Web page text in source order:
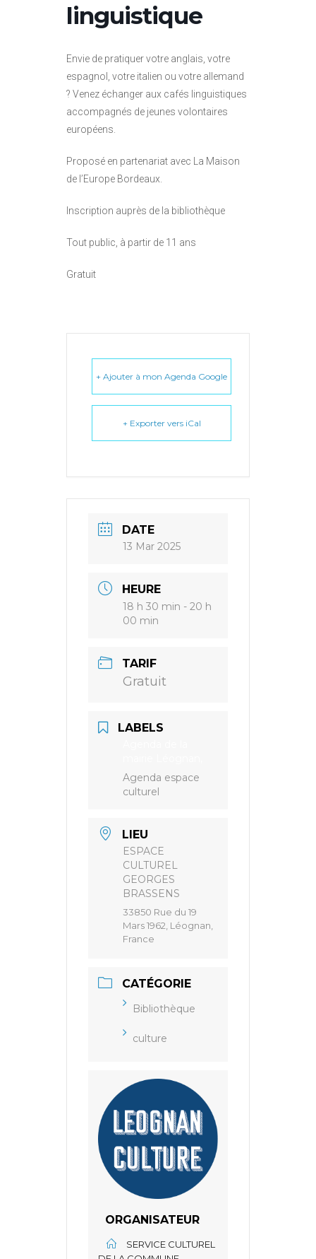
linguistique
Envie de pratiquer votre anglais, votre
espagnol, votre italien ou votre allemand
? Venez échanger aux cafés linguistiques
accompagnés de jeunes volontaires
européens.
Proposé en partenariat avec La Maison
de l’Europe Bordeaux.
Inscription auprès de la bibliothèque
Tout public, à partir de 11 ans
Gratuit
+ Ajouter à mon Agenda Google
+ Exporter vers iCal
DATE
13 Mar 2025
HEURE
18 h 30 min - 20 h
00 min
TARIF
Gratuit
LABELS
Agenda espace
culturel
LIEU
ESPACE
CULTUREL
GEORGES
BRASSENS
33850 Rue du 19
Mars 1962, Léognan,
France
CATÉGORIE
Bibliothèque
culture
ORGANISATEUR
SERVICE CULTUREL